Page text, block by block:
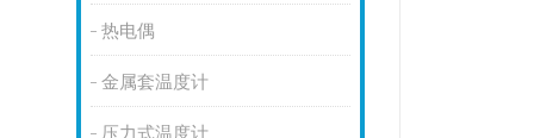
热电偶
金属套温度计
压力式温度计